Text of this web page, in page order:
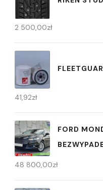
2 500,00zł
41,92zł
FORD
48 800,00zł